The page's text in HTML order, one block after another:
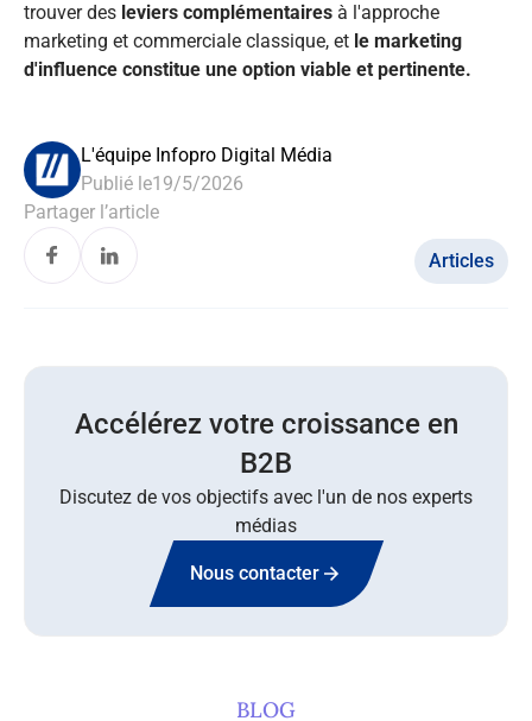
trouver des leviers complémentaires à l'approche
marketing et commerciale classique, et le marketing
d'influence constitue une option viable et pertinente.
L'équipe Infopro Digital Média
Publié le19/5/2026
Partager l’article
Articles
Accélérez votre croissance en
B2B
Discutez de vos objectifs avec l'un de nos experts
médias
Nous contacter
BLOG